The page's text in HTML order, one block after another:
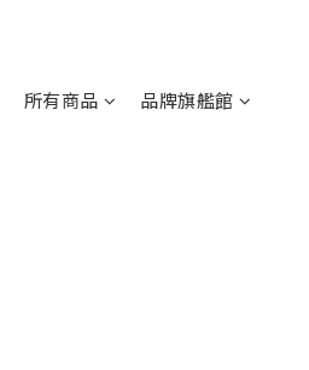
所有商品 品牌旗艦館